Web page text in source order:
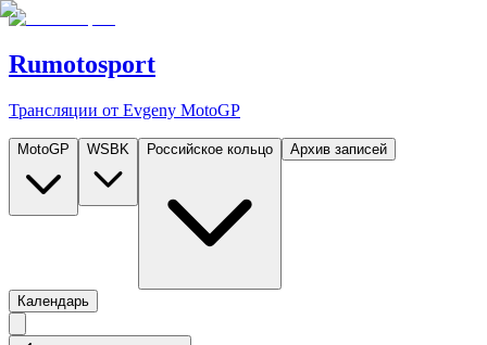
Rumotosport
Трансляции от Evgeny MotoGP
MotoGP WSBK Российское кольцо Архив записей
Календарь